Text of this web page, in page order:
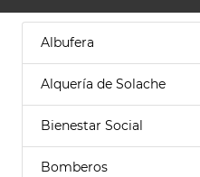
Albufera
Alquería de Solache
Bienestar Social
Bomberos